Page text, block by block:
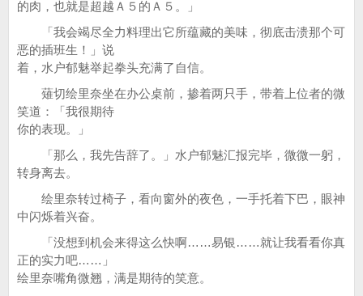
的肉，也就是超越Ａ５的Ａ５。」
「我会竭尽全力料理出它所蕴藏的美味，彻底击溃那个可
恶的插班生！」说
着，水户郁魅举起拳头充满了自信。
薙切绘里奈坐在办公桌前，掺着两只手，带着上位者的微
笑道：「我很期待
你的表现。」
「那么，我先告辞了。」水户郁魅汇报完毕，微微一躬，
转身离去。
绘里奈转过椅子，看向窗外的夜色，一手托着下巴，眼神
中闪烁着兴奋。
「没想到机会来得这么快啊……易银……就让我看看你真
正的实力吧……」
绘里奈嘴角微翘，满是期待的笑意。